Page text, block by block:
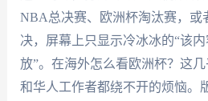
NBA总决赛、欧洲杯淘汰赛，或
决，屏幕上只显示冷冰冰的“该
放”。在海外怎么看欧洲杯？这
和华人工作者都绕不开的烦恼。